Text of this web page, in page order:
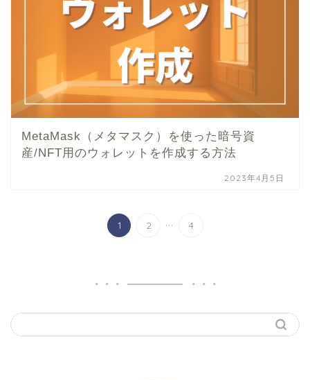
MetaMask（メタマスク）を使った暗号資
産/NFT用のウォレットを作成する方法
2023年4月5日
1 2 ... 4